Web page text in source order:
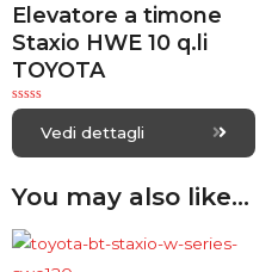
Elevatore a timone
Staxio HWE 10 q.li
TOYOTA
R
e
o
u
o
f
Vedi dettagli
You may also like…